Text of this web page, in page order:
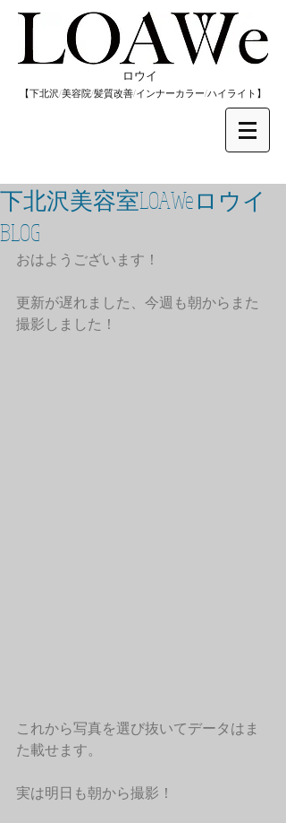
​ロウイ
​【下北沢/美容院/髪質改善/インナーカラー/​ハイライト】
下北沢美容室LOAWeロウイ
BLOG
おはようございます！
更新が遅れました、今週も朝からまた
撮影しました！
これから写真を選び抜いてデータはま
た載せます。
実は明日も朝から撮影！